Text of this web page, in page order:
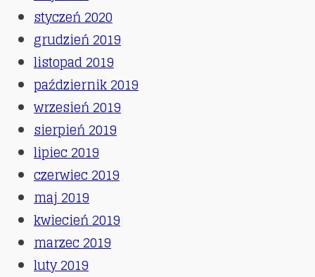
styczeń 2020
grudzień 2019
listopad 2019
październik 2019
wrzesień 2019
sierpień 2019
lipiec 2019
czerwiec 2019
maj 2019
kwiecień 2019
marzec 2019
luty 2019